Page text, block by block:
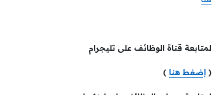
لمتابعة قناة الوظائف على تليجرام
( إضغط هنا )